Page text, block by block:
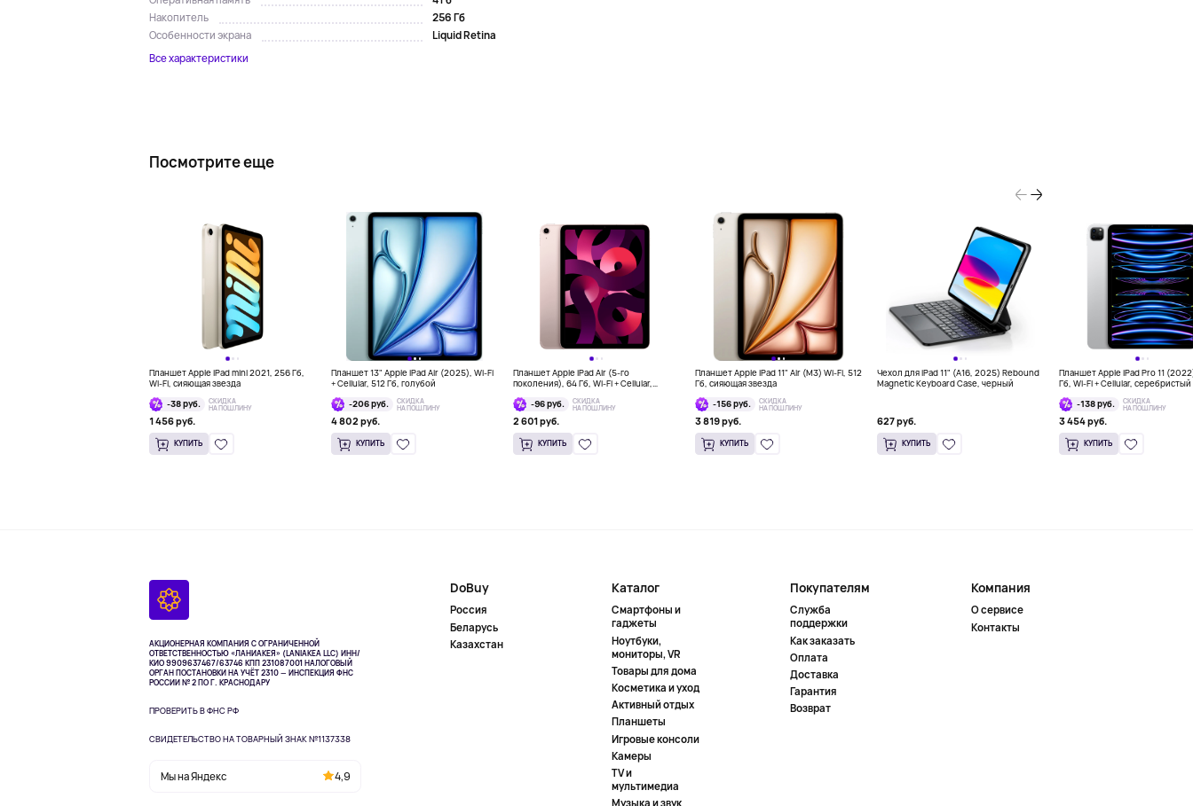
Накопитель
256 Гб
Особенности экрана
Liquid Retina
Все характеристики
Посмотрите еще
Планшет Apple iPad mini 2021, 256 Гб,
Wi-Fi, сияющая звезда
-38 руб.
СКИДКА
НА ПОШЛИНУ
1 456 руб.
КУПИТЬ
Планшет 13" Apple iPad Air (2025), Wi-Fi
+ Cellular, 512 Гб, голубой
-206 руб.
СКИДКА
НА ПОШЛИНУ
4 802 руб.
КУПИТЬ
Планшет Apple iPad Air (5-го
поколения), 64 Гб, Wi-Fi + Cellular,
-96 руб.
СКИДКА
НА ПОШЛИНУ
2 601 руб.
КУПИТЬ
Планшет Apple iPad 11" Air (M3) Wi-Fi, 512
Гб, сияющая звезда
-156 руб.
СКИДКА
НА ПОШЛИНУ
3 819 руб.
КУПИТЬ
Чехол для iPad 11" (A16, 2025) Rebound
Magnetic Keyboard Case, черный
627 руб.
КУПИТЬ
Планшет Apple iPad Pro 11
Гб, Wi-Fi + Cellular, серебристый
-138 руб.
СКИДКА
НА ПОШЛИНУ
3 454 руб.
КУПИТЬ
АКЦИОНЕРНАЯ КОМПАНИЯ С ОГРАНИЧЕННОЙ
ОТВЕТСТВЕННОСТЬЮ «ЛАНИАКЕЯ» (LANIAKEA LLC) ИНН/
КИО 9909637467/63746 КПП 231087001НАЛОГОВЫЙ
ОРГАН ПОСТАНОВКИ НА УЧЁТ 2310 — ИНСПЕКЦИЯ ФНС
РОССИИ № 2 ПО Г. КРАСНОДАРУ
ПРОВЕРИТЬ В ФНС РФ
СВИДЕТЕЛЬСТВО НА ТОВАРНЫЙ ЗНАК №1137338
Мы на Яндекс 4,9
DoBuy
Россия
Беларусь
Казахстан
Каталог
Смартфоны и
гаджеты
Ноутбуки,
мониторы, VR
Товары для дома
Косметика и уход
Активный отдых
Планшеты
Игровые консоли
Камеры
TV и
мультимедиа
Музыка и звук
Покупателям
Служба
поддержки
Как заказать
Оплата
Доставка
Гарантия
Возврат
Компания
О сервисе
Контакты